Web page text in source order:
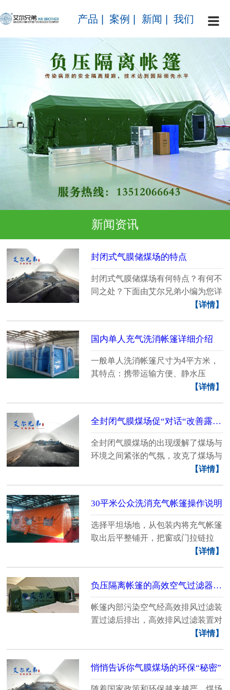
产品 案例 新闻 我们
新闻资讯
封闭式气膜储煤场的特点
封闭式气膜储煤场有何特点？有何不
同之处？下面由艾尔兄弟小编为您详
【详情】
国内单人充气洗消帐篷详细介绍
一般单人洗消帐篷尺寸为4平方米，
其特点：携带运输方便、静水压
【详情】
全封闭气膜煤场促“对话“改善露天煤场与环境关系
全封闭气膜煤场的出现缓解了煤场与
环境之间紧张的气氛，攻克了煤场与
【详情】
30平米公众洗消充气帐篷操作说明
选择平坦场地，从包装内将充气帐篷
取出后平整铺开，把窗或门拉链拉
【详情】
负压隔离帐篷的高效空气过滤器该如何保养与维护？
帐篷内部污染空气经高效排风过滤装
置过滤后排出，高效排风过滤装置对
【详情】
悄悄告诉你气膜煤场的环保“秘密”